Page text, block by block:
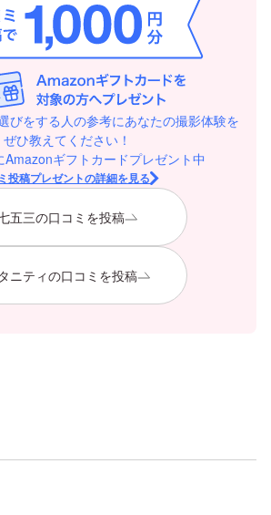
びをする人の参考にあなたの撮影体験を
ぜひ教えてください！
Amazonギフトカードプレゼント中
投稿プレゼントの詳細を見る
五三の口コミを投稿
ニティの口コミを投稿